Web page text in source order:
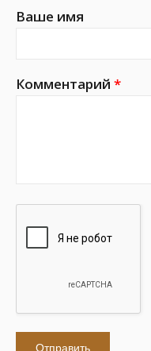
Ваше имя
Комментарий *